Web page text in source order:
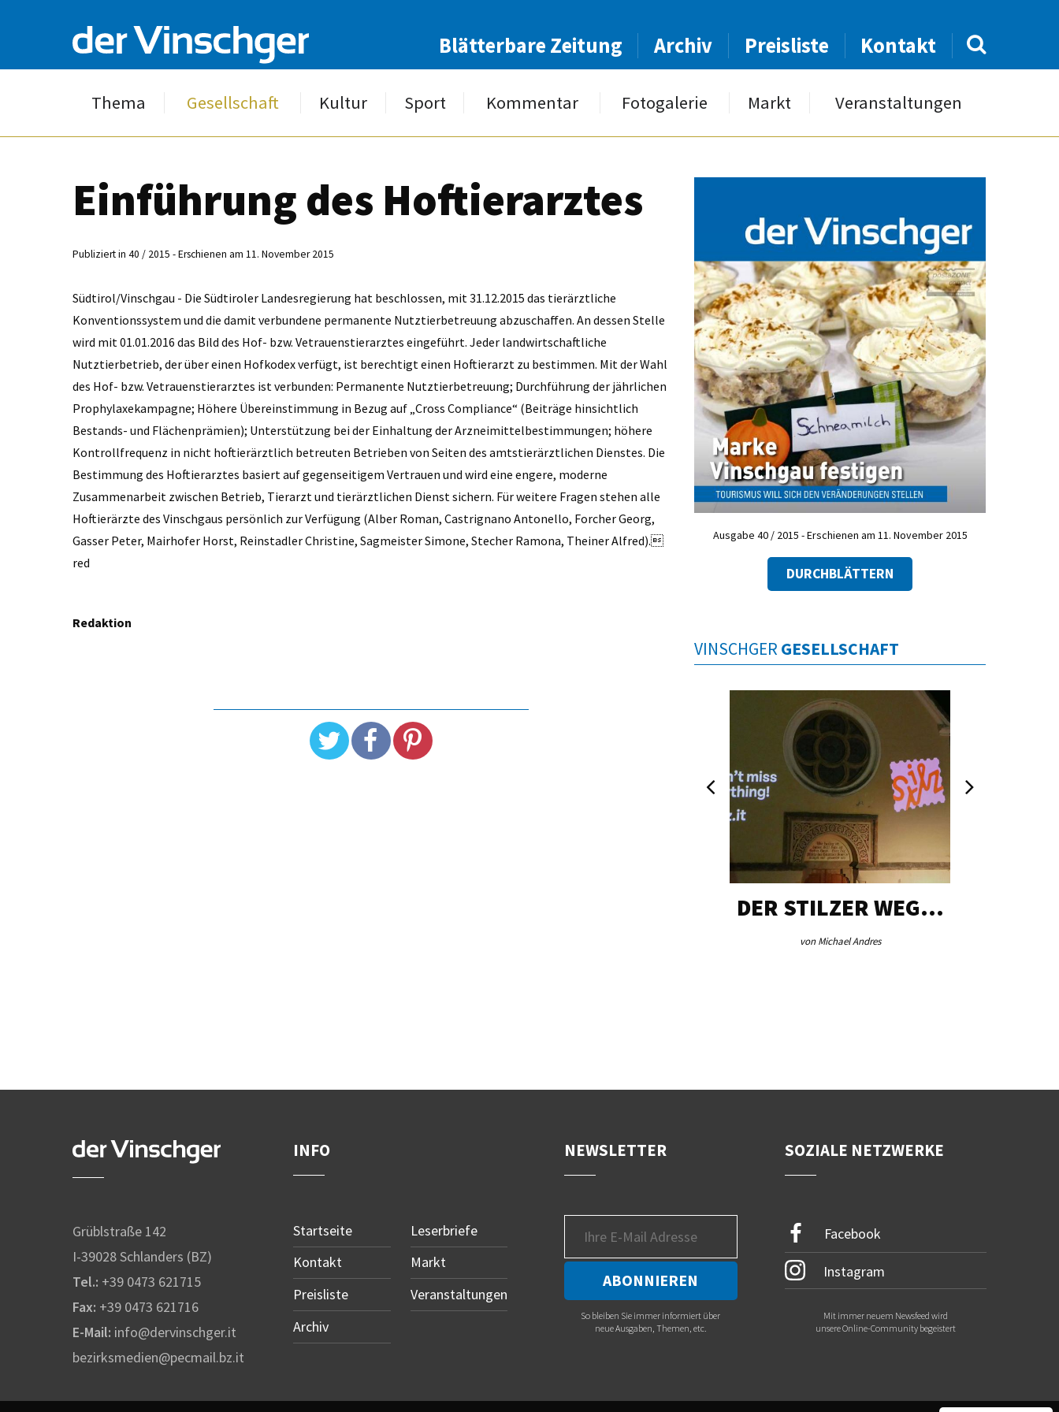
Blätterbare Zeitung Archiv Preisliste Kontakt
Thema Gesellschaft Kultur Sport Kommentar Fotogalerie Markt Veranstaltungen
Einführung des Hoftierarztes
Publiziert in 40 / 2015 - Erschienen am 11. November 2015
Südtirol/Vinschgau - Die Südtiroler Landesregierung hat beschlossen, mit 31.12.2015 das tierärztliche
Konventionssystem und die damit verbundene permanente Nutztierbetreuung abzuschaffen. An dessen Stelle
wird mit 01.01.2016 das Bild des Hof- bzw. Vetrauenstierarztes eingeführt. Jeder landwirtschaftliche
Nutztierbetrieb, der über einen Hofkodex verfügt, ist berechtigt einen Hoftierarzt zu bestimmen. Mit der Wahl
des Hof- bzw. Vetrauenstierarztes ist verbunden: Permanente Nutztierbetreuung; Durchführung der jährlichen
Prophylaxekampagne; Höhere Übereinstimmung in Bezug auf „Cross Compliance“ (Beiträge hinsichtlich
Bestands- und ­Flächenprämien); Unterstützung bei der Einhaltung der Arzneimittelbestimmungen; höhere
Kontrollfrequenz in nicht hoftierärztlich betreuten Betrieben von Seiten des amtstierärztlichen Dienstes. Die
Bestimmung des Hoftierarztes basiert auf gegenseitigem Vertrauen und wird eine engere, moderne
Zusammenarbeit zwischen Betrieb, Tierarzt und tierärztlichen Dienst sichern. Für weitere Fragen stehen alle
Hoftierärzte des Vinschgaus persönlich zur Verfügung (Alber Roman, Castrignano Antonello, Forcher Georg,
Gasser Peter, Mairhofer Horst, Reinstadler Christine, Sagmeister Simone, Stecher Ramona, Theiner Alfred).
red
Redaktion
Ausgabe 40 / 2015 - Erschienen am 11. November 2015
DURCHBLÄTTERN
VINSCHGER GESELLSCHAFT
DER STILZER WEG…
von Michael Andres
Grüblstraße 142
I-39028 Schlanders (BZ)
Tel.: +39 0473 621715
Fax: +39 0473 621716
E-Mail: info@dervinschger.it
bezirksmedien@pecmail.bz.it
INFO
Startseite
Kontakt
Preisliste
Archiv
Leserbriefe
Markt
Veranstaltungen
NEWSLETTER
So bleiben Sie immer informiert über
neue Ausgaben, Themen, etc.
SOZIALE NETZWERKE
Facebook
Instagram
Mit immer neuem Newsfeed wird
unsere Online-Community begeistert